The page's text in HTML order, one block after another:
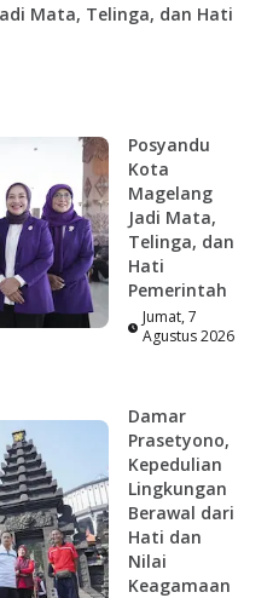
Mata, Telinga, dan Hati
Posyandu
Kota
Magelang
Jadi Mata,
Telinga, dan
Hati
Pemerintah
Jumat, 7
Agustus 2026
Damar
Prasetyono,
Kepedulian
Lingkungan
Berawal dari
Hati dan
Nilai
Keagamaan